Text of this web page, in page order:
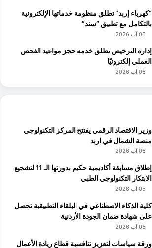
“كهرباء إربد” تطلق منظومة خدماتها الإلكترونية
بالتكامل مع تطبيق “سند”
06 آب 2026
إدارة الترخيص تطلق خدمة حجز مواعيد الفحص
العملي إلكترونيًا
06 آب 2026
وزير الاقتصاد الرقمي يفتتح المركز التكنولوجي
منصة الشمال في اربد
06 آب 2026
إطلاق مسابقة أكاديمية حكيم بدورتها الـ 11 لتشجيع
الابتكار التكنولوجي الطبي
05 آب 2026
كلية الذكاء الاصطناعي في البلقاء التطبيقية تحصل
على شهادة ضمان الجودة الأردنية
05 آب 2026
ورقة سياسات لتعزيز تنافسية قطاع ريادة الأعمال